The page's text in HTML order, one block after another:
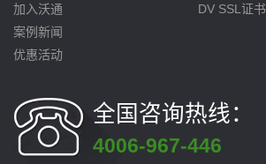
加入沃通
案例新闻
优惠活动
DV SSL证书
全国咨询热线：
4006-967-446